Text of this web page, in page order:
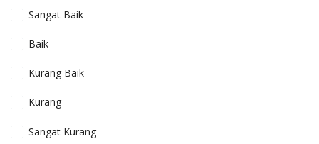
Sangat Baik
Baik
Kurang Baik
Kurang
Sangat Kurang